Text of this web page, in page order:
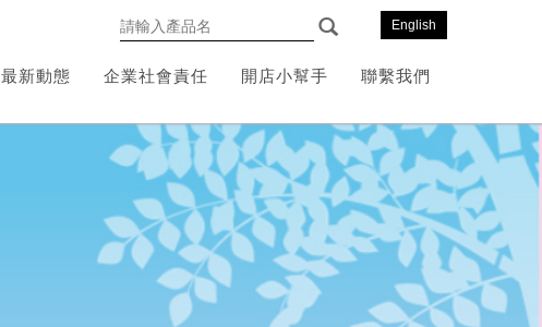
最新動態 企業社會責任 開店小幫手 聯繫我們
English